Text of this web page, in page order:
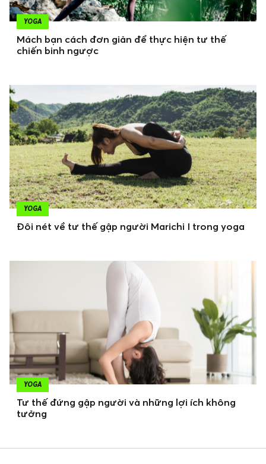
YOGA
Mách bạn cách đơn giản để thực hiện tư thế
chiến binh ngược
YOGA
Đôi nét về tư thế gập người Marichi I trong yoga
YOGA
Tư thế đứng gập người và những lợi ích không
tưởng